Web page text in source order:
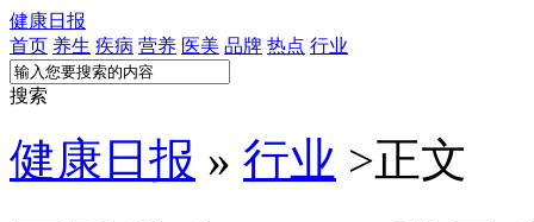
健康日报
首页 养生 疾病 营养 医美 品牌 热点 行业
搜索
健康日报 » 行业 >正文